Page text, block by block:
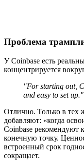
Проблема
У Coinbase есть
концентрируется
"For starting out,
and easy to set up."
Отлично. Только в тех
добавляют: «когда
Coinbase рекомендуют
конечную точку.
встроенный срок
сокращает.